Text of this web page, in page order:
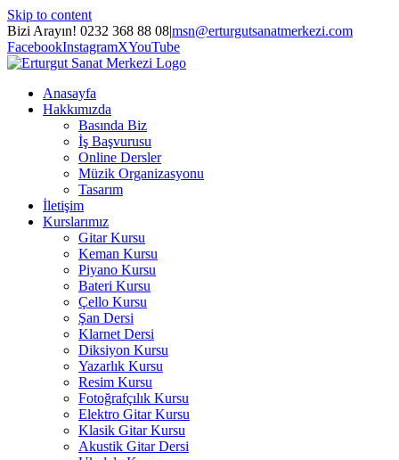
Skip to content
Bizi Arayın! 0232 368 88 08|msn@erturgutsanatmerkezi.com
FacebookInstagramXYouTube
Anasayfa
Hakkımızda
Basında Biz
İş Başvurusu
Online Dersler
Müzik Organizasyonu
Tasarım
İletişim
Kurslarımız
Gitar Kursu
Keman Kursu
Piyano Kursu
Bateri Kursu
Çello Kursu
Şan Dersi
Klarnet Dersi
Diksiyon Kursu
Yazarlık Kursu
Resim Kursu
Fotoğrafçılık Kursu
Elektro Gitar Kursu
Klasik Gitar Kursu
Akustik Gitar Dersi